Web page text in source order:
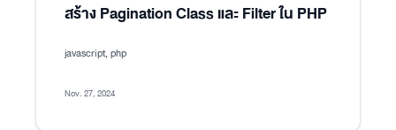
สร้าง Pagination Class และ Filter ใน PHP
javascript, php
Nov. 27, 2024